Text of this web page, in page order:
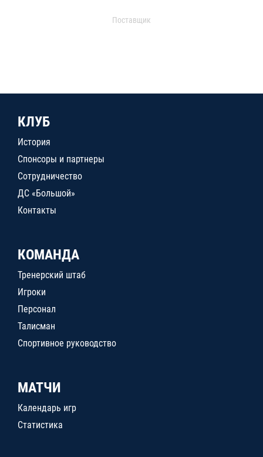
Поставщик
КЛУБ
История
Спонсоры и партнеры
Сотрудничество
ДС «Большой»
Контакты
КОМАНДА
Тренерский штаб
Игроки
Персонал
Талисман
Спортивное руководство
МАТЧИ
Календарь игр
Статистика